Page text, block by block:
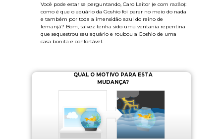
Você pode estar se perguntando, Caro Leitor (e com razão):
como é que o aquário da Goshio foi parar no meio do nada
e também por toda a imensidão azul do reino de
Iemanjá? Bom, talvez tenha sido uma ventania repentina
que sequestrou seu aquário e roubou a Goshio de uma
casa bonita e confortável.
QUAL O MOTIVO PARA ESTA
MUDANÇA?